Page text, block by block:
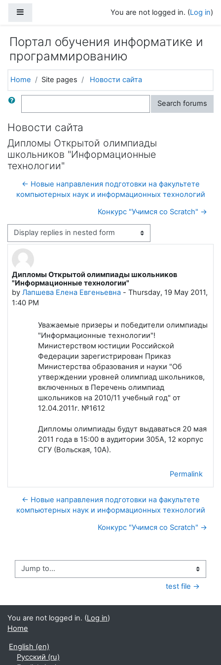
You are not logged in. (Log in)
Портал обучения информатике и
программированию
Home Site pages Новости сайта
Search Search forums
Новости сайта
Дипломы Открытой олимпиады
школьников "Информационные
технологии"
← Новые направления подготовки на факультете
компьютерных наук и информационных технологий
Конкурс "Учимся со Scratch" →
Display mode
Дипломы Открытой олимпиады школьников
"Информационные технологии"
by Лапшева Елена Евгеньевна - Thursday, 19 May 2011,
1:40 PM
Number of replies: 0
Уважаемые призеры и победители олимпиады
"Информационные технологии"!
Министерством юстиции Российской
Федерации зарегистрирован Приказ
Министерства образования и науки "Об
утверждении уровней олимпиад школьников,
включенных в Перечень олимпиад
школьников на 2010/11 учебный год" от
12.04.2011г. №1612
Дипломы олимпиады будут выдаваться 20 мая
2011 года в 15:00 в аудитории 305А, 12 корпус
СГУ (Вольская, 10А).
Permalink
← Новые направления подготовки на факультете
компьютерных наук и информационных технологий
Конкурс "Учимся со Scratch" →
Jump to...
test file →
You are not logged in. (Log in)
Home
English ‎(en)‎
Русский ‎(ru)‎